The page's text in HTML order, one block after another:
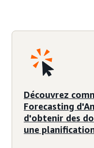
Découvrez
Forecasting
d'obtenir des
une